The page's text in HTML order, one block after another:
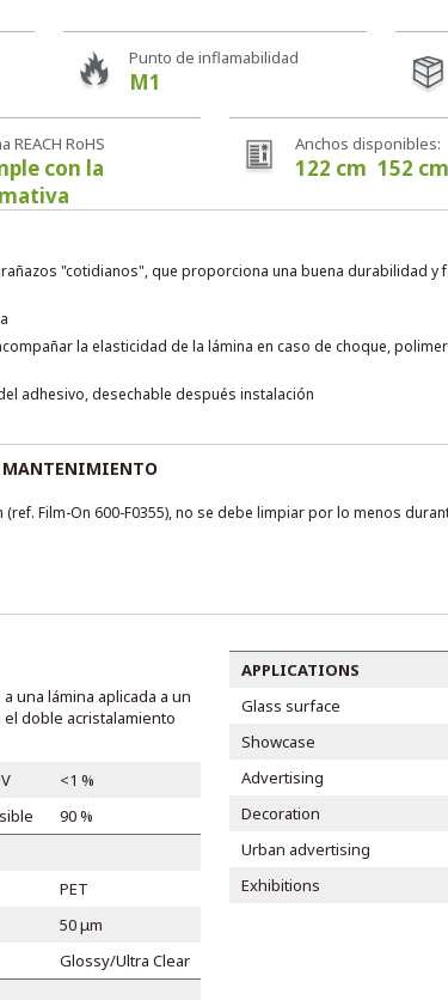
Punto de inflamabilidad
M1
REACH RoHS
con la
Anchos disponibles:
122 cm 152 cm
"cotidianos", que proporciona una buena durabilidad y
la elasticidad de la lámina en caso de choque,
adhesivo, desechable después instalación
MANTENIMIENTO
Film-On 600-F0355), no se debe limpiar por lo menos
una lámina aplicada a un
doble acristalamiento
<1 %
90 %
PET
50 μm
Glossy/Ultra Clear
APPLICATIONS
Glass surface
Showcase
Advertising
Decoration
Urban advertising
Exhibitions